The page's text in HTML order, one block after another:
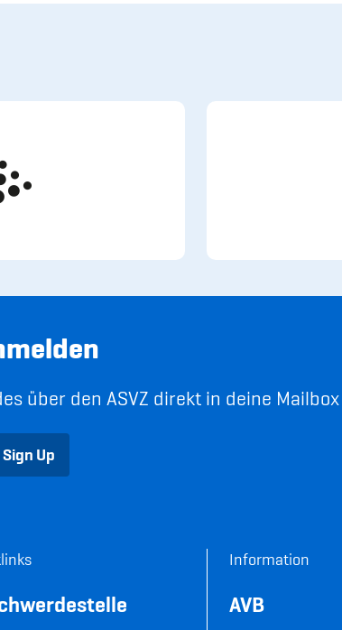
über den ASVZ direkt in deine
Sign Up
Information
AVB